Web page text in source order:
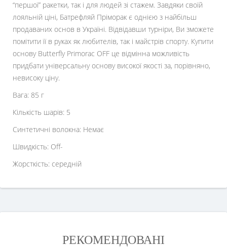
“першої” ракетки, так і для людей зі стажем. Завдяки своїй
лояльній ціні, Батрефляй Пріморак є однією з найбільш
продаваних основ в Україні. Відвідавши турніри, Ви зможете
помітити її в руках як любителів, так і майстрів спорту. Купити
основу Butterfly Primorac OFF це відмінна можливість
придбати універсальну основу високої якості за, порівняно,
невисоку ціну.
Вага: 85 г
Кількість шарів: 5
Синтетичні волокна: Немає
Швидкість: Off-
Жорсткість: середній
РЕКОМЕНДОВАНІ